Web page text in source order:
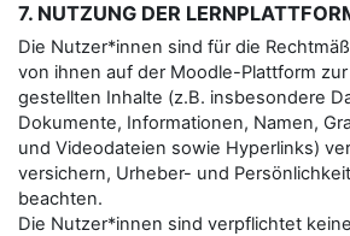
7. NUTZUNG DER
Die Nutzer*innen sind für die
von ihnen auf der Moodle-Plattform
gestellten Inhalte (z.B. insbesondere
Dokumente, Informationen, Namen,
und Videodateien sowie Hyperlinks)
versichern, Urheber- und
beachten.
Die Nutzer*innen sind verpflichtet